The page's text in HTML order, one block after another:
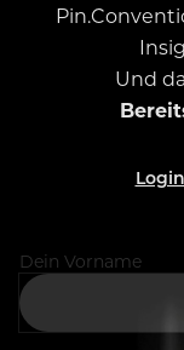
Und
Dein Vorname